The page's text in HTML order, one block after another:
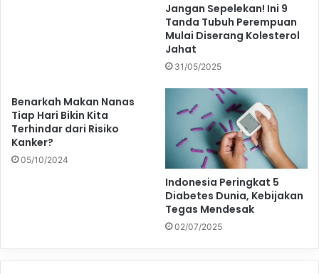
Jangan Sepelekan! Ini 9
Tanda Tubuh Perempuan
Mulai Diserang Kolesterol
Jahat
31/05/2025
Benarkah Makan Nanas
Tiap Hari Bikin Kita
Terhindar dari Risiko
Kanker?
05/10/2024
Indonesia Peringkat 5
Diabetes Dunia, Kebijakan
Tegas Mendesak
02/07/2025